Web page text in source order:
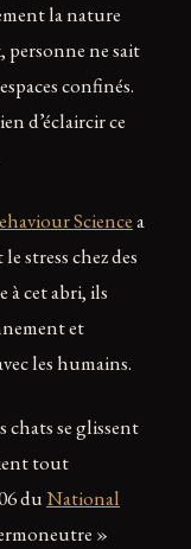
la nature
personne ne sait
confinés.
d’éclaircir ce
Sciencea
stress chez des
à cet abri, ils
et
les humains.
se glissent
tout
duNational
»